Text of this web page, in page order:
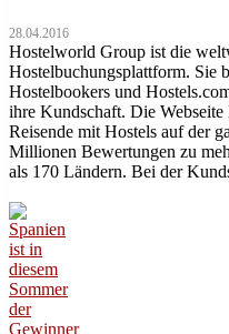
28.04.2016
Hostelworld Group ist die
Hostelbuchungsplattform. Sie
Hostelbookers und
ihre Kundschaft. Die
Reisende mit Hostels auf der
Millionen Bewertungen zu
als 170 Ländern. Bei der